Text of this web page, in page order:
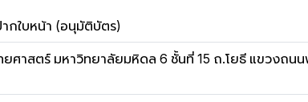
กใบหน้า (อนุมัติบัตร)
ศาสตร์ มหาวิทยาลัยมหิดล 6 ชั้นที่ 15 ถ.โยธี แขวงถนน